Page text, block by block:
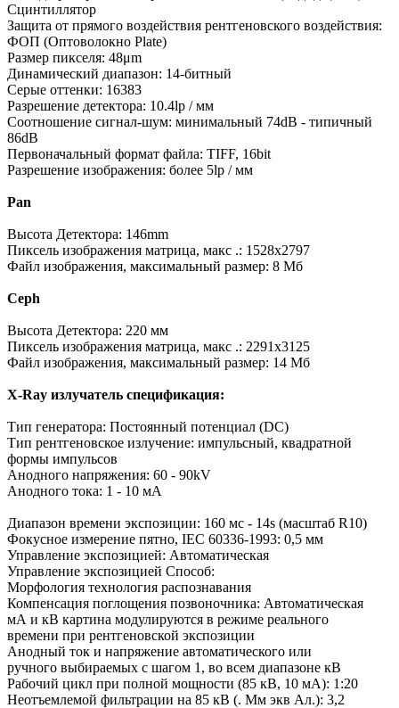
Сцинтиллятор
Защита от прямого воздействия рентгеновского воздействия:
ФОП (Оптоволокно Plate)
Размер пикселя: 48μm
Динамический диапазон: 14-битный
Серые оттенки: 16383
Разрешение детектора: 10.4lp / мм
Соотношение сигнал-шум: минимальный 74dB - типичный
86dB
Первоначальный формат файла: TIFF, 16bit
Разрешение изображения: более 5lp / мм
Pan
Высота Детектора: 146mm
Пиксель изображения матрица, макс .: 1528x2797
Файл изображения, максимальный размер: 8 Мб
Ceph
Высота Детектора: 220 мм
Пиксель изображения матрица, макс .: 2291x3125
Файл изображения, максимальный размер: 14 Мб
X-Ray излучатель спецификация:
Тип генератора: Постоянный потенциал (DC)
Тип рентгеновское излучение: импульсный, квадратной
формы импульсов
Анодного напряжения: 60 - 90kV
Анодного тока: 1 - 10 мА
Диапазон времени экспозиции: 160 мс - 14s (масштаб R10)
Фокусное измерение пятно, IEC 60336-1993: 0,5 мм
Управление экспозицией: Автоматическая
Управление экспозицией Способ:
Морфология технология распознавания
Компенсация поглощения позвоночника: Автоматическая
мА и кВ картина модулируются в режиме реального
времени при рентгеновской экспозиции
Анодный ток и напряжение автоматического или
ручного выбираемых с шагом 1, во всем диапазоне кВ
Рабочий цикл при полной мощности (85 кВ, 10 мА): 1:20
Неотъемлемой фильтрации на 85 кВ (. Мм экв Ал.): 3,2